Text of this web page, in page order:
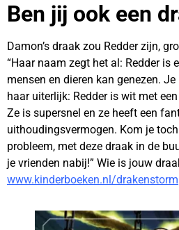
Ben jij ook een
Damon’s draak zou Redder zijn,
“Haar naam zegt het al: Redder is
mensen en dieren kan genezen.
haar uiterlijk: Redder is wit met
Ze is supersnel en ze heeft een
uithoudingsvermogen. Kom je
probleem, met deze draak in de
je vrienden nabij!” Wie is jouw
www.kinderboeken.nl/drakenstorm